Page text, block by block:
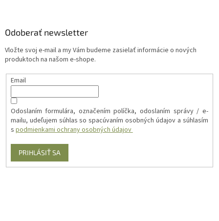
Odoberať newsletter
Vložte svoj e-mail a my Vám budeme zasielať informácie o nových
produktoch na našom e-shope.
Email
Odoslaním formulára, označením políčka, odoslaním správy / e-
mailu, udeľujem súhlas so spacúvaním osobných údajov a súhlasím
s podmienkami ochrany osobných údajov
PRIHLÁSIŤ SA